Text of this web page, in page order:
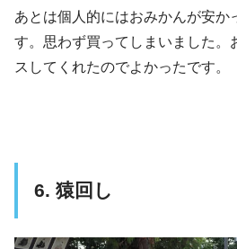
あとは個人的にはおみかんが安か
す。思わず買ってしまいました。
スしてくれたのでよかったです。
6. 猿回し